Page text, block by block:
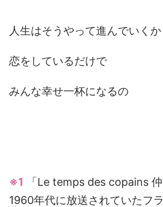
人生はそうやって進んでいく
恋をしているだけで
みんな幸せ一杯になるの
※1 「Le temps des copains 仲
1960年代に放送されていたフ